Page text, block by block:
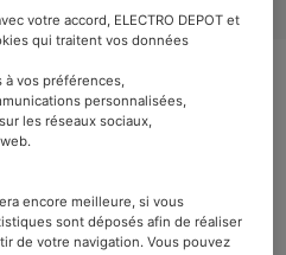
linge autrement qu’à l’
types desèche-linge
quipermettentde sécher
votre accord, ELECTRO DEPOT et
qui traitent vos données
à vos préférences,
personnalisées,
les réseaux sociaux,
encore meilleure, si vous
sont déposés afin de réaliser
de votre navigation. Vous pouvez